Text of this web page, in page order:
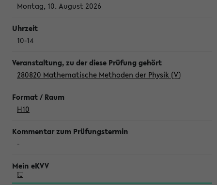
Montag, 10. August 2026
10-14
280820 Mathematische Methoden der Physik (V)
H10
-